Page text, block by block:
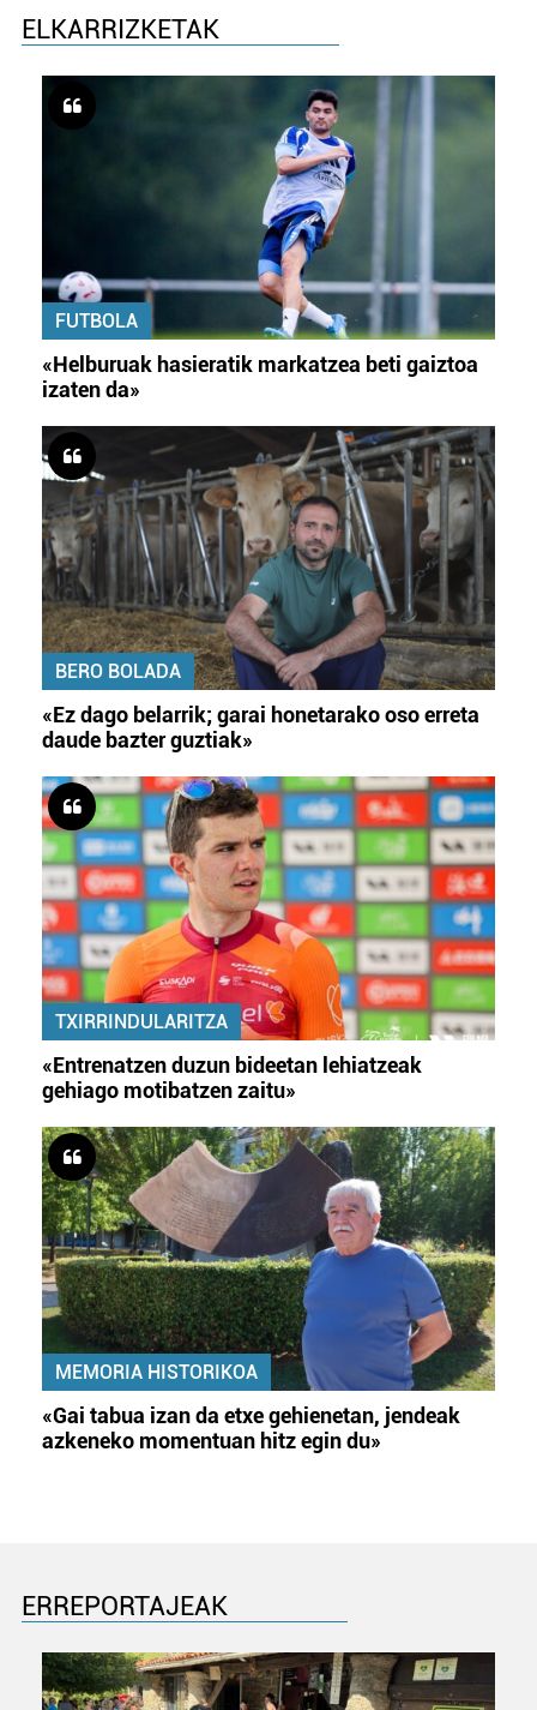
ELKARRIZKETAK
FUTBOLA
«Helburuak hasieratik markatzea beti gaiztoa
izaten da»
BERO BOLADA
«Ez dago belarrik; garai honetarako oso erreta
daude bazter guztiak»
TXIRRINDULARITZA
«Entrenatzen duzun bideetan lehiatzeak
gehiago motibatzen zaitu»
MEMORIA HISTORIKOA
«Gai tabua izan da etxe gehienetan, jendeak
azkeneko momentuan hitz egin du»
ERREPORTAJEAK